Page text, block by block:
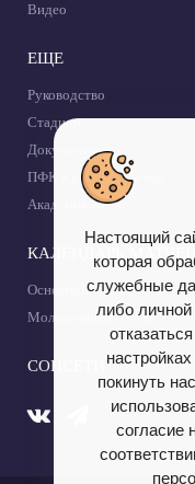
Видео
ЕЩЕ
Руководство
Стадион
Документы
ПФК Крылья Советов
Академия КС
КАЛЕНДАРЬ
Основной состав
Молодежный состав
СОЦСЕТИ
Настоящий
которая
служебные
либо
покинуть
согласие